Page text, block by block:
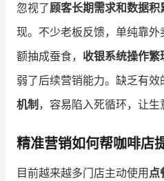
忽视了顾客长期需求和数据积
现。不少老板反馈，单纯靠
额抽成蚕食， 收银系统操作
弱了后续营销能力。缺乏有效
机制 ，容易陷入死循环，让生
精准营销如何帮咖啡店
目前越来越多门店主动使用 点